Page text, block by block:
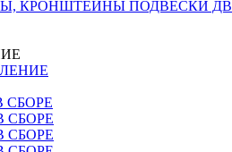
КРОНШТЕЙНЫ ПОДВЕСКИ
СБОРЕ
СБОРЕ
СБОРЕ